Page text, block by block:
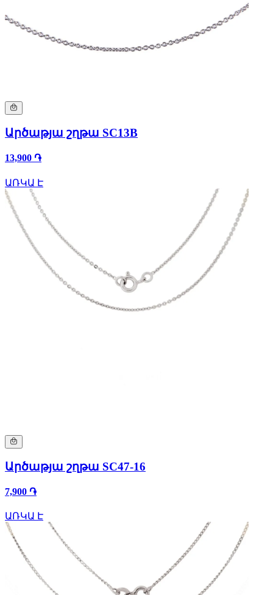
Արծաթյա շղթա SC13B
13,900 ֏
ԱՌԿԱ Է
Արծաթյա շղթա SC47-16
7,900 ֏
ԱՌԿԱ Է